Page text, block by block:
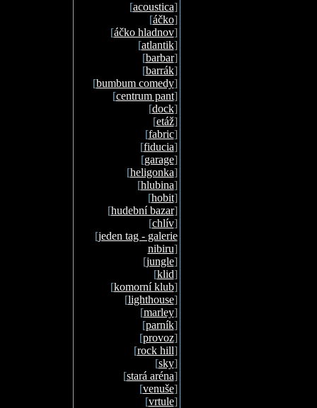
[acoustica]
[áčko]
[áčko hladnov]
[atlantik]
[barbar]
[barrák]
[bumbum comedy]
[centrum pant]
[dock]
[etáž]
[fabric]
[fiducia]
[garage]
[heligonka]
[hlubina]
[hobit]
[hudební bazar]
[chlív]
[jeden tag - galerie
nibiru]
[jungle]
[klid]
[komorní klub]
[lighthouse]
[marley]
[parník]
[provoz]
[rock hill]
[sky]
[stará aréna]
[venuše]
[vrtule]